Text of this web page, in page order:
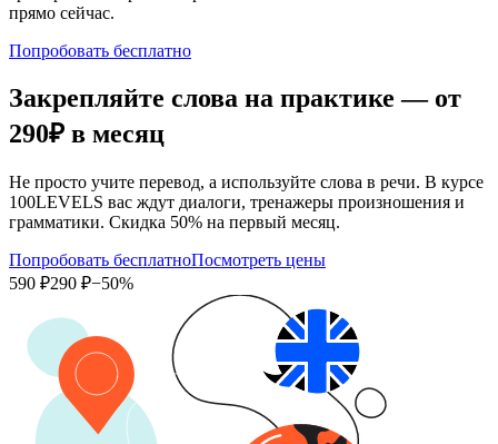
прямо сейчас.
Попробовать бесплатно
Закрепляйте слова на практике — от
290₽ в месяц
Не просто учите перевод, а используйте слова в речи. В курсе
100LEVELS вас ждут диалоги, тренажеры произношения и
грамматики. Скидка 50% на первый месяц.
Попробовать бесплатноПосмотреть цены
590 ₽290 ₽−50%